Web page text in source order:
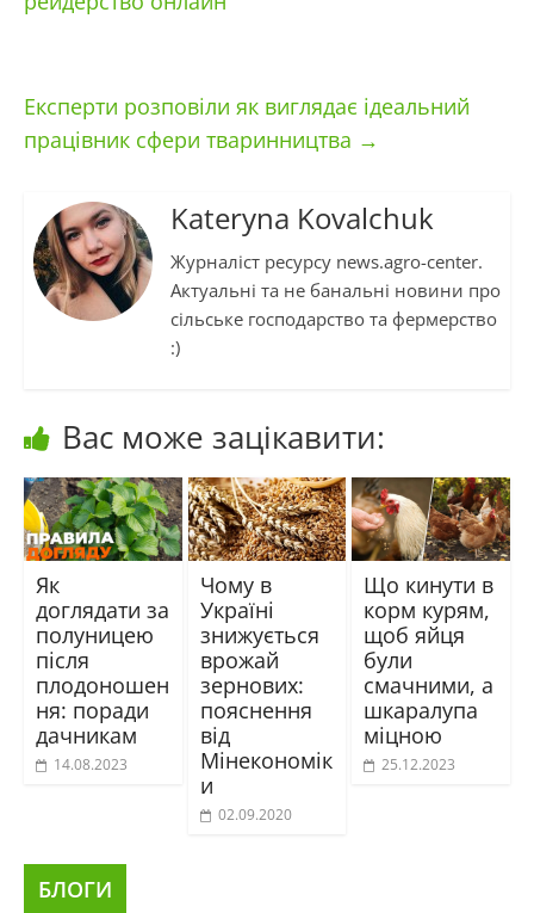
Експерти розповіли як виглядає ідеальний
працівник сфери тваринництва →
Kateryna Kovalchuk
Журналіст ресурсу news.agro-center.
Актуальні та не банальні новини про
сільське господарство та фермерство
:)
Вас може зацікавити:
Як
доглядати за
полуницею
після
плодоношен
ня: поради
дачникам
14.08.2023
Чому в
Україні
знижується
врожай
зернових:
пояснення
від
Мінекономік
и
02.09.2020
Що кинути в
корм курям,
щоб яйця
були
смачними, а
шкаралупа
міцною
25.12.2023
БЛОГИ